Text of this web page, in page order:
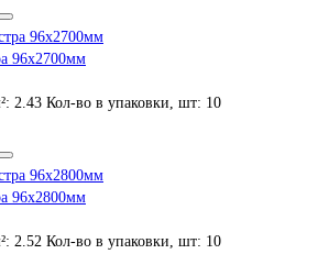
96х2700мм
2.43 Кол-во в упаковки, шт: 10
96х2800мм
2.52 Кол-во в упаковки, шт: 10